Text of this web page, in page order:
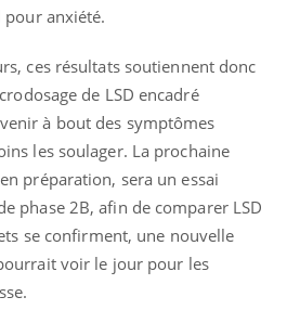
pour anxiété.
ces résultats soutiennent donc
de LSD encadré
à bout des symptômes
les soulager. La prochaine
préparation, sera un essai
phase 2B, afin de comparer LSD
se confirment, une nouvelle
voir le jour pour les